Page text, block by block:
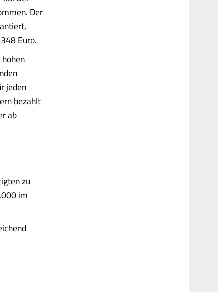
Der
Euro.
jeden
bezahlt
ab
zu
im